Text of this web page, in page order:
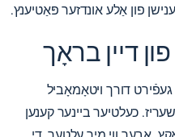
פון אַלע אונדזער פּאַטיענץ.
דיין בראָך
דורך ויטאָמאָביל
כעלטיער ביינער קענען